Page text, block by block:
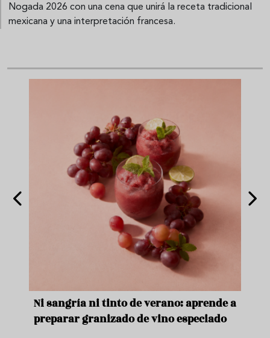
Nogada 2026 con una cena que unirá la receta tradicional
mexicana y una interpretación francesa.
Ni sangría ni tinto de verano: aprende a
preparar granizado de vino especiado